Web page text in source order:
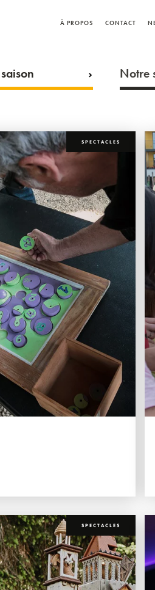
À PROPOS CONTACT
Notre
SPECTACLES
SPECTACLES